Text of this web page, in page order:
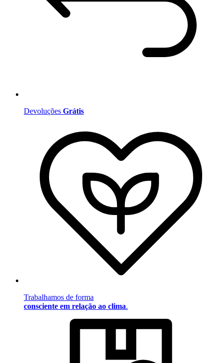
Devoluções Grátis
Trabalhamos de forma
consciente em relação ao clima.